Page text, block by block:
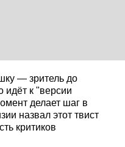
— зритель до
идёт к "версии
делает шаг в
назвал этот твист
критиков